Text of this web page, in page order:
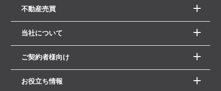
不動産売買
当社について
ご契約者様向け
お役立ち情報